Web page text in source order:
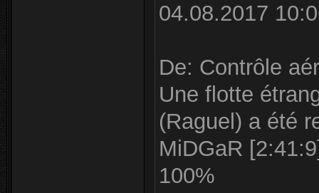
04.08.2017
De: Contrôle
Une flotte
(Raguel) a été
MiDGaR
100%